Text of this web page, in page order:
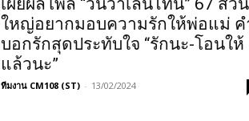
ใหญ่อยากมอบความรักให้พ่อแม่ ค
บอกรักสุดประทับใจ “รักนะ-โอนให้
แล้วนะ”
ทีมงาน CM108 (ST) - 13/02/2024